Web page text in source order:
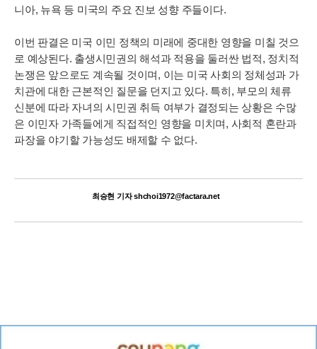
니아, 뉴욕 등 미국의 주요 진보 성향 주들이다.
이번 판결은 미국 이민 정책의 미래에 중대한 영향을 미칠 것으
로 예상된다. 출생시민권의 해석과 적용을 둘러싼 법적, 정치적
논쟁은 앞으로도 계속될 것이며, 이는 미국 사회의 정체성과 가
치관에 대한 근본적인 질문을 던지고 있다. 특히, 부모의 체류
신분에 따라 자녀의 시민권 취득 여부가 결정되는 상황은 수많
은 이민자 가족들에게 직접적인 영향을 미치며, 사회적 혼란과
파장을 야기할 가능성도 배제할 수 없다.
최승현 기자 shchoi1972@factara.net